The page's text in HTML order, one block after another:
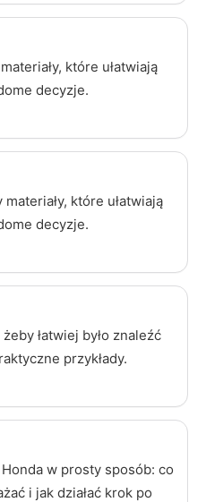
które ułatwiają
decyzje.
które ułatwiają
decyzje.
łatwiej było znaleźć
przykłady.
w prosty sposób: co
i jak działać krok po